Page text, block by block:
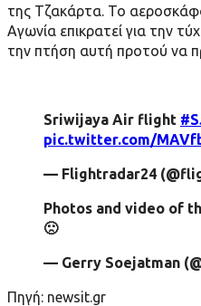
της Τζακάρτα. Το
Αγωνία επικρατεί για την
την πτήση αυτή προτού να
Sriwijaya Air flight
pic.twitter.com/
— Flightradar24
Photos and video of
🙁
— Gerry Soejatman
Πηγή: newsit.gr